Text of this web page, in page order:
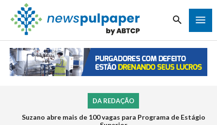
DA REDAÇÃO
Suzano abre mais de 100 vagas para Programa de Estágio